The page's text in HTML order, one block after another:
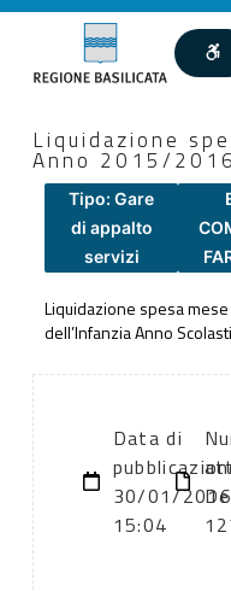
Liquidazione
Anno 2015/
Tipo: Gare
di appalto
servizi
Liquidazione spesa
dell’Infanzia Anno
Data di
30/01/2016
15:04